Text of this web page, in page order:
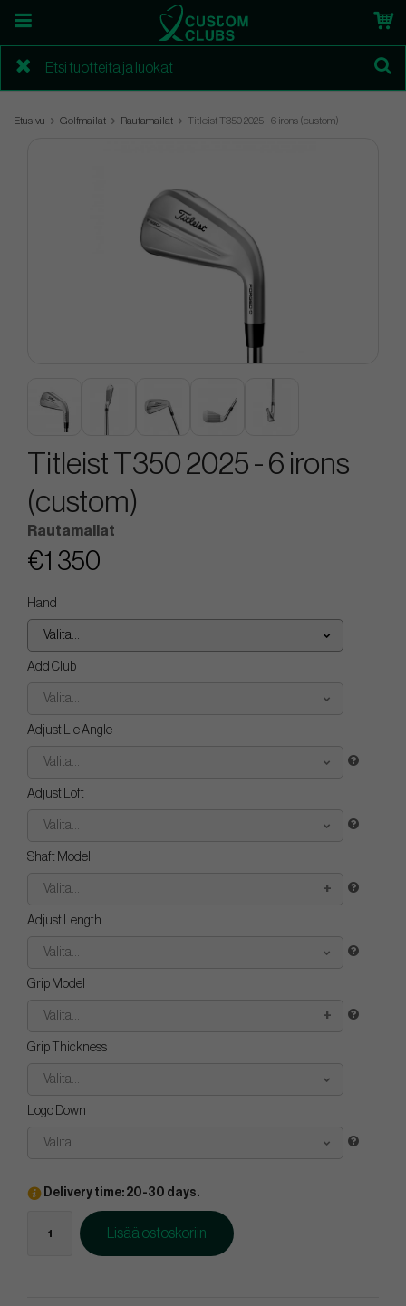
Etusivu Golfmailat Rautamailat Titleist T350 2025 - 6 irons (custom)
Titleist T350 2025 - 6 irons
(custom)
Rautamailat
€1 350
Hand
Valita...
Add Club
Valita...
Adjust Lie Angle
Valita...
Adjust Loft
Valita...
Shaft Model
Valita...
Adjust Length
Valita...
Grip Model
Valita...
Grip Thickness
Valita...
Logo Down
Valita...
Delivery time: 20-30 days.
Lisää ostoskoriin